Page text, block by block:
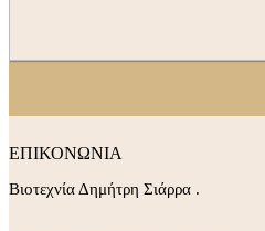
ΕΠΙΚΟΝΩΝΙΑ
Βιοτεχνία Δημήτρη Σιάρρα .